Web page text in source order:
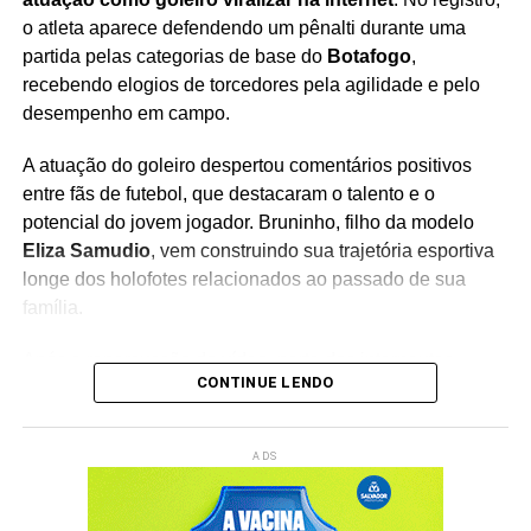
o atleta aparece defendendo um pênalti durante uma
partida pelas categorias de base do Botafogo,
recebendo elogios de torcedores pela agilidade e pelo
desempenho em campo.
A atuação do goleiro despertou comentários positivos
entre fãs de futebol, que destacaram o talento e o
potencial do jovem jogador. Bruninho, filho da modelo
Eliza Samudio, vem construindo sua trajetória esportiva
longe dos holofotes relacionados ao passado de sua
família.
Após a repercussão do vídeo, parte dos internautas
passou a comentar sobre uma possível influência
passagem pelo futebol profissional.
As comparações geraram debates nas redes sociais, mas
CONTINUE LENDO
ADS